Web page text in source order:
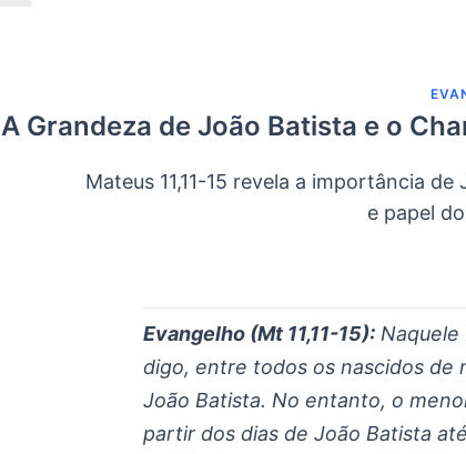
A Grandeza de João Batista e o
Mateus 11,11-15 revela a importância
e papel
Evangelho (Mt 11,11-15): Naquele
digo, entre todos os nascidos de
João Batista. No entanto, o
partir dos dias de João Batista